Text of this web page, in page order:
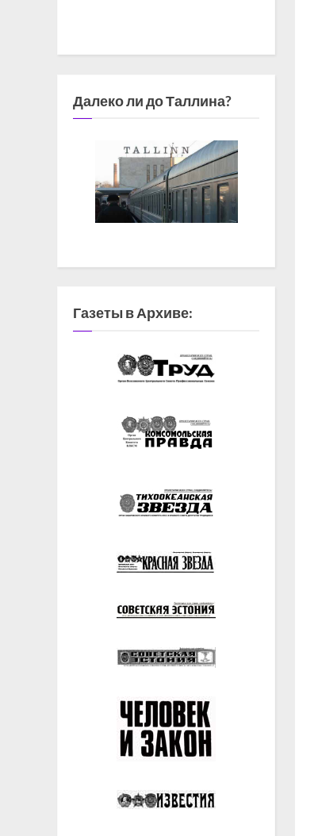
Далеко ли до Таллина?
Газеты в Архиве: